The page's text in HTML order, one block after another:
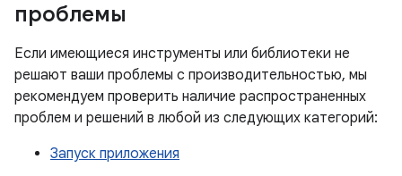
проблемы
Если имеющиеся инструменты или библиотеки не
решают ваши проблемы с производительностью, мы
рекомендуем проверить наличие распространенных
проблем и решений в любой из следующих категорий:
Запуск приложения